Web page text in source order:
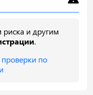
и другим
.
по